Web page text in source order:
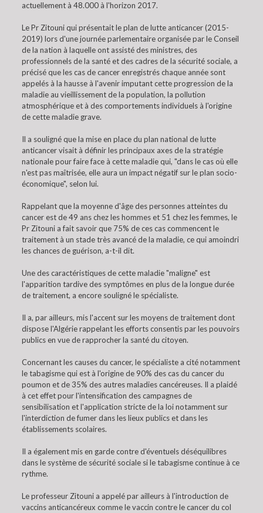
actuellement à 48.000 à l'horizon 2017.
Le Pr Zitouni qui présentait le plan de lutte anticancer (2015-
2019) lors d'une journée parlementaire organisée par le Conseil
de la nation à laquelle ont assisté des ministres, des
professionnels de la santé et des cadres de la sécurité sociale, a
précisé que les cas de cancer enregistrés chaque année sont
appelés à la hausse à l'avenir imputant cette progression de la
maladie au vieillissement de la population, la pollution
atmosphérique et à des comportements individuels à l'origine
de cette maladie grave.
Il a souligné que la mise en place du plan national de lutte
anticancer visait à définir les principaux axes de la stratégie
nationale pour faire face à cette maladie qui, "dans le cas où elle
n'est pas maîtrisée, elle aura un impact négatif sur le plan socio-
économique", selon lui.
Rappelant que la moyenne d'âge des personnes atteintes du
cancer est de 49 ans chez les hommes et 51 chez les femmes, le
Pr Zitouni a fait savoir que 75% de ces cas commencent le
traitement à un stade très avancé de la maladie, ce qui amoindri
les chances de guérison, a-t-il dit.
Une des caractéristiques de cette maladie "maligne" est
l'apparition tardive des symptômes en plus de la longue durée
de traitement, a encore souligné le spécialiste.
Il a, par ailleurs, mis l'accent sur les moyens de traitement dont
dispose l'Algérie rappelant les efforts consentis par les pouvoirs
publics en vue de rapprocher la santé du citoyen.
Concernant les causes du cancer, le spécialiste a cité notamment
le tabagisme qui est à l'origine de 90% des cas du cancer du
poumon et de 35% des autres maladies cancéreuses. Il a plaidé
à cet effet pour l'intensification des campagnes de
sensibilisation et l'application stricte de la loi notamment sur
l'interdiction de fumer dans les lieux publics et dans les
établissements scolaires.
Il a également mis en garde contre d'éventuels déséquilibres
dans le système de sécurité sociale si le tabagisme continue à ce
rythme.
Le professeur Zitouni a appelé par ailleurs à l'introduction de
vaccins anticancéreux comme le vaccin contre le cancer du col